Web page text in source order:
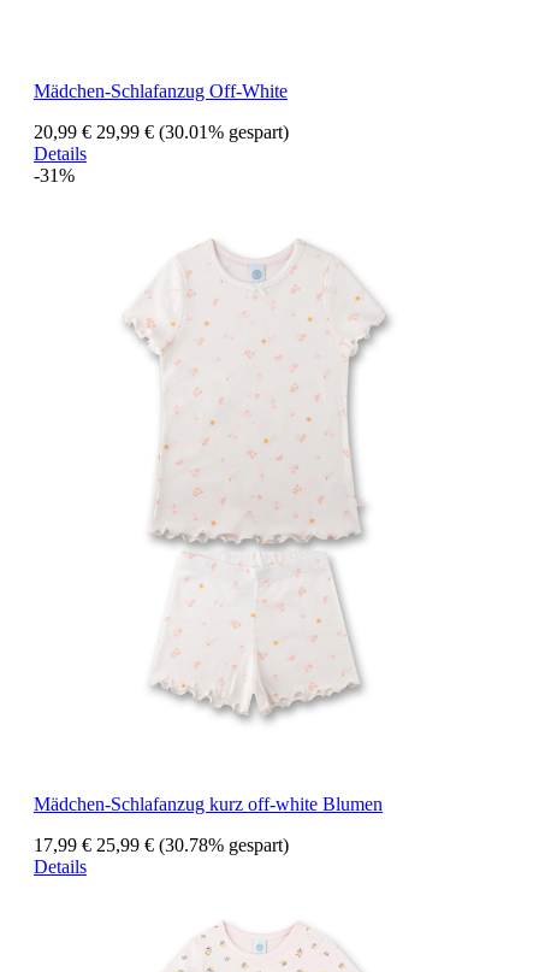
Mädchen-Schlafanzug Off-White
20,99 € 29,99 € (30.01% gespart)
Details
-31%
Mädchen-Schlafanzug kurz off-white Blumen
17,99 € 25,99 € (30.78% gespart)
Details